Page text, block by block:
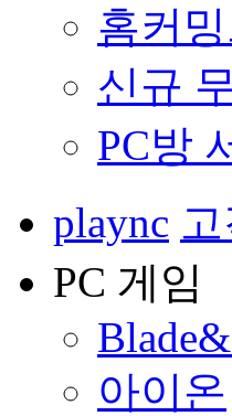
홈커
신규
PC방
plaync
PC 게임
아이온